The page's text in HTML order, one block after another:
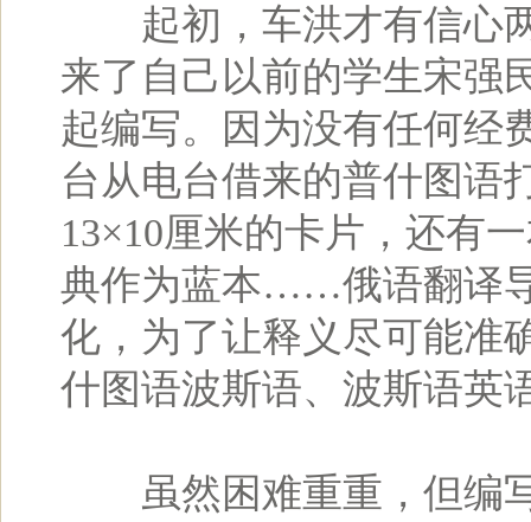
起初，车洪才有信心两
来了自己以前的学生宋强
起编写。因为没有任何经
台从电台借来的普什图语
13×10厘米的卡片，还有
典作为蓝本……俄语翻译
化，为了让释义尽可能准
什图语波斯语、波斯语英
虽然困难重重，但编写